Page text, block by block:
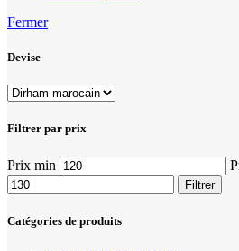
Fermer
Devise
Filtrer par prix
Prix min
Filtrer
Catégories de produits